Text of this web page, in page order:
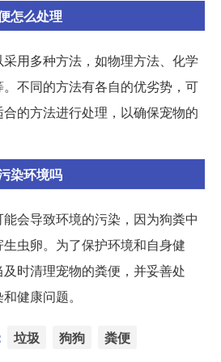
怎么处理
用多种方法，如物理方法、化学
不同的方法有各自的优劣势，可
的方法进行处理，以确保宠物的
染环境吗
会导致环境的污染，因为狗粪中
虫卵。为了保护环境和自身健
时清理宠物的粪便，并妥善处
健康问题。
垃圾 狗狗 粪便